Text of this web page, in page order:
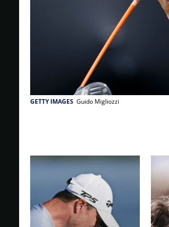
GETTY IMAGES Guido Migliozzi